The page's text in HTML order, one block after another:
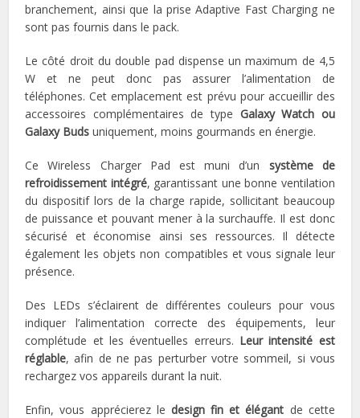
branchement, ainsi que la prise Adaptive Fast Charging ne
sont pas fournis dans le pack.
Le côté droit du double pad dispense un maximum de 4,5
W et ne peut donc pas assurer l’alimentation de
téléphones. Cet emplacement est prévu pour accueillir des
accessoires complémentaires de type Galaxy Watch ou
Galaxy Buds uniquement, moins gourmands en énergie.
Ce Wireless Charger Pad est muni d’un système de
refroidissement intégré, garantissant une bonne ventilation
du dispositif lors de la charge rapide, sollicitant beaucoup
de puissance et pouvant mener à la surchauffe. Il est donc
sécurisé et économise ainsi ses ressources. Il détecte
également les objets non compatibles et vous signale leur
présence.
Des LEDs s’éclairent de différentes couleurs pour vous
indiquer l’alimentation correcte des équipements, leur
complétude et les éventuelles erreurs. Leur intensité est
réglable, afin de ne pas perturber votre sommeil, si vous
rechargez vos appareils durant la nuit.
Enfin, vous apprécierez le design fin et élégant de cette